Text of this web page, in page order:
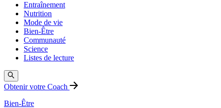
Entraînement
Nutrition
Mode de vie
Bien-Être
Communauté
Science
Listes de lecture
Obtenir votre Coach
Bien-Être